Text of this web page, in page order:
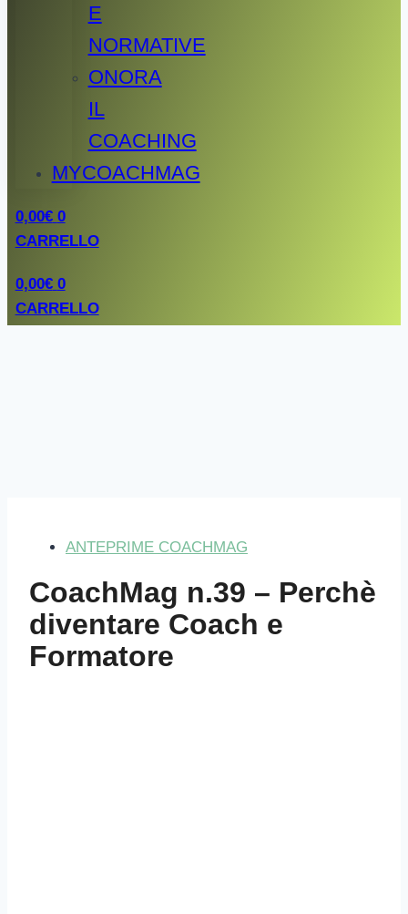
E
NORMATIVE
ONORA
IL
COACHING
MYCOACHMAG
0,00€ 0
CARRELLO
0,00€ 0
CARRELLO
ANTEPRIME COACHMAG
CoachMag n.39 – Perchè
diventare Coach e
Formatore